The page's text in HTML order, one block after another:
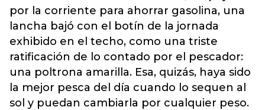
por la corriente para ahorrar gasolina, una
lancha bajó con el botín de la jornada
exhibido en el techo, como una triste
ratificación de lo contado por el pescador:
una poltrona amarilla. Esa, quizás, haya sido
la mejor pesca del día cuando lo sequen al
sol y puedan cambiarla por cualquier peso.